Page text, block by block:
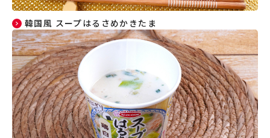
韓国風 スープはるさめかきたま